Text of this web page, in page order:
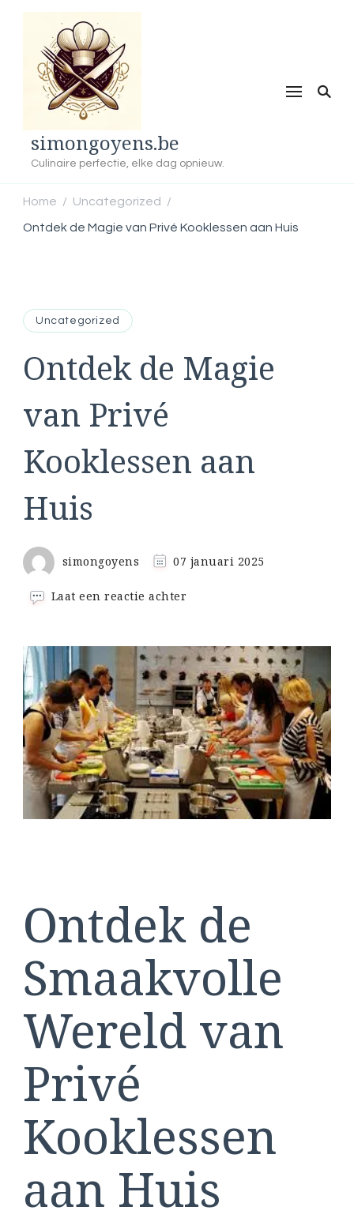
simongoyens.be
Culinaire perfectie, elke dag opnieuw.
Home / Uncategorized /
Ontdek de Magie van Privé Kooklessen aan Huis
Uncategorized
Ontdek de Magie
van Privé
Kooklessen aan
Huis
simongoyens 07 januari 2025
Laat een reactie achter
Magie
van
Privé
Kooklessen
aan
Huis
Ontdek de
Smaakvolle
Wereld van
Privé
Kooklessen
aan Huis